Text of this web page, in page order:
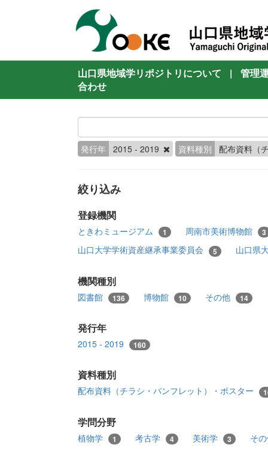
山口県地域学リポジトリについて |
管理
合わせ
発行年 2015 - 2019 資料種別 配布資料（
絞り込み
登録機関
ときわミュージアム 1 周南市美術博物館 3
山口大学学術資産継承事業委員会 5 山口県
機関種別
図書館 136 博物館 10 その他 14
発行年
2015 - 2019 160
資料種別
配布資料（チラシ・パンフレット）・ポスター
学問分野
植物学 1 考古学 4 美術学 3 そ